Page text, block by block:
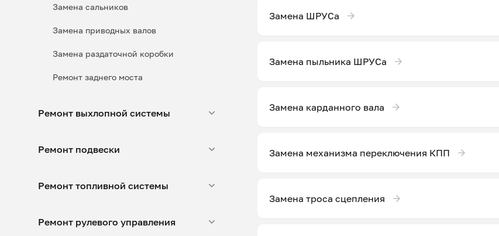
Замена сальников
Замена приводных валов
Замена раздаточной коробки
Ремонт заднего моста
Ремонт выхлопной системы
Ремонт подвески
Ремонт топливной системы
Ремонт рулевого управления
Замена ШРУСа
Замена пыльника ШРУСа
Замена карданного вала
Замена механизма переключения КПП
Замена троса сцепления